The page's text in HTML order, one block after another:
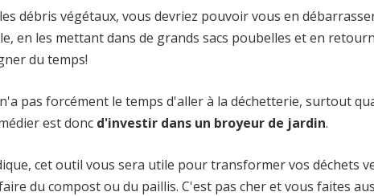
débris végétaux, vous devriez pouvoir vous en
en les mettant dans de grands sacs poubelles et en
du temps!
pas forcément le temps d'aller à la déchetterie, surtout
est donc d'investir dans un broyeur de jardin.
cet outil vous sera utile pour transformer vos déchets
du compost ou du paillis. C'est pas cher et vous faites